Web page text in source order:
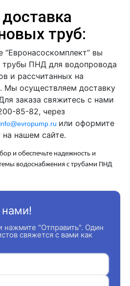
труб:
“Евронасоскомплект” вы
ПНД для водопровода
и рассчитанных на
Мы осуществляем доставку
заказа свяжитесь с нами
85-82, через
info@evropump.ru или оформите
на нашем сайте.
и обеспечьте надежность и
водоснабжения с трубами ПНД
нажмите "Отправить". Один
свяжется с вами как